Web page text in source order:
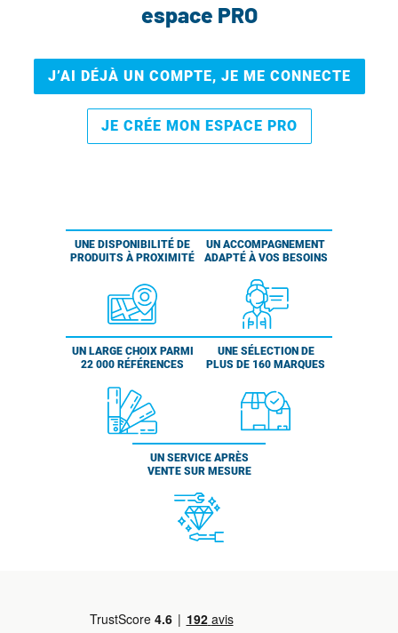
espace PRO
J’AI DÉJÀ UN COMPTE, JE ME CONNECTE
JE CRÉE MON ESPACE PRO
UNE DISPONIBILITÉ DE
PRODUITS À PROXIMITÉ
UN ACCOMPAGNEMENT
ADAPTÉ À VOS BESOINS
UN LARGE CHOIX PARMI
22 000 RÉFÉRENCES
UNE SÉLECTION DE
PLUS DE 160 MARQUES
UN SERVICE APRÈS
VENTE SUR MESURE